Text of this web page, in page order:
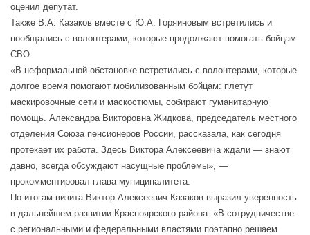
оценил депутат.
Также В.А. Казаков вместе с Ю.А. Горяиновым встретились и
пообщались с волонтерами, которые продолжают помогать бойцам
СВО.
«В неформальной обстановке встретились с волонтерами, которые
долгое время помогают мобилизованным бойцам: плетут
маскировочные сети и маскостюмы, собирают гуманитарную
помощь. Александра Викторовна Жидкова, председатель местного
отделения Союза пенсионеров России, рассказала, как сегодня
протекает их работа. Здесь Виктора Алексеевича ждали — знают
давно, всегда обсуждают насущные проблемы», —
прокомментировал глава муниципалитета.
По итогам визита Виктор Алексеевич Казаков выразил уверенность
в дальнейшем развитии Красноярского района. «В сотрудничестве
с региональными и федеральными властями поэтапно решаем